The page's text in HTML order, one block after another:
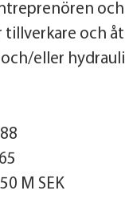
tillverkare och
eller
65
M SEK